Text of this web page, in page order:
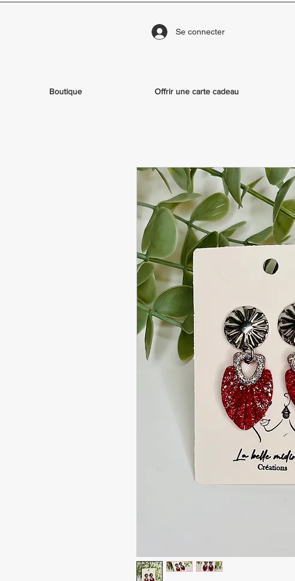
Se connecter
Boutique Offrir une carte cadeau